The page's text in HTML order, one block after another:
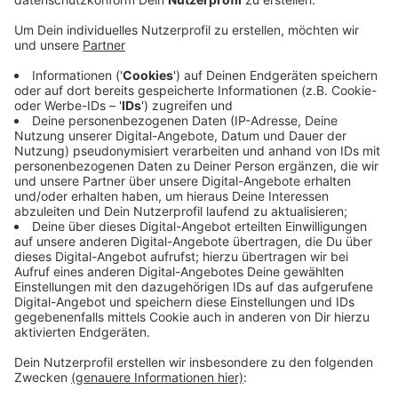
Die neue Fraktionsvorsitzende Milanie Kreutz freut
sich, dass sich die SPD mit einem Durchschnittsalter
von 45 Jahren deutlich verjüngt hat und mehr als die
Hälfte der SPD-Plätze im Rat von Frauen besetzt
sind. Die CDU muss dagegen noch deutliche Verluste
und auch die Niederlage bei der Stichwahl verdauen.
Personelle Konsequenzen soll das schlechte
Wahlergebnis innerhalb der CDU aber erst einmal nicht
haben.
Anzeige